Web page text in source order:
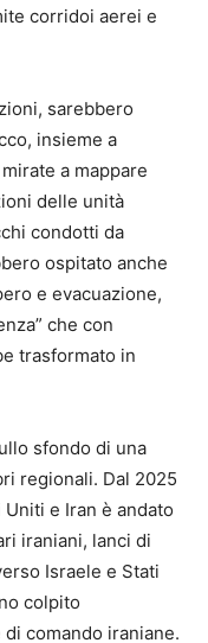
corridoi aerei e
sarebbero
insieme a
a mappare
delle unità
condotti da
ospitato anche
e evacuazione,
che con
trasformato in
sfondo di una
regionali. Dal 2025
e Iran è andato
iraniani, lanci di
Israele e Stati
colpito
comando iraniane.